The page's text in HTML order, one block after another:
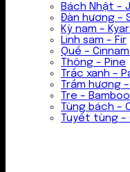
Bách Nhật –
Đàn hương –
Kỳ nam –
Linh sam – Fir
Quế –
Thông – Pine
Trắc xanh –
Trầm hương
Tre – Bamboo
Tùng bách –
Tuyết tùng –